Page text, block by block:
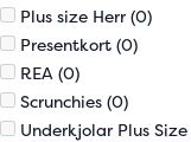
Plus size Herr (0)
Presentkort (0)
REA (0)
Scrunchies (0)
Underkjolar Plus Size